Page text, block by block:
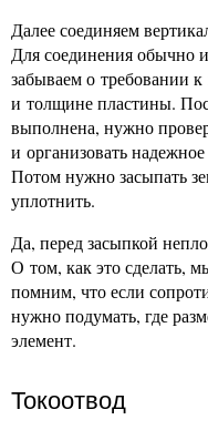
Далее соединяем
Для соединения обычно
забываем о требовании
и толщине пластины.
выполнена, нужно
и организовать
Потом нужно засыпать
уплотнить.
Да, перед засыпкой
О том, как это сделать,
помним, что если
нужно подумать, где
элемент.
Токоотвод